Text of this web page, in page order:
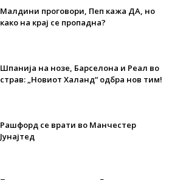
Малдини проговори, Пеп кажа ДА, но
како на крај се пропадна?
Шпанија на нозе, Барселона и Реал во
страв: „Новиот Халанд“ одбра нов тим!
Рашфорд се врати во Манчестер
Јунајтед